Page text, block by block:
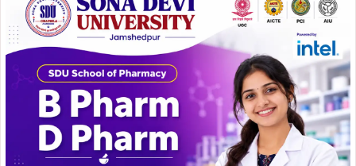
“वादों से जनता को भ्रमित करने का प्रयास”